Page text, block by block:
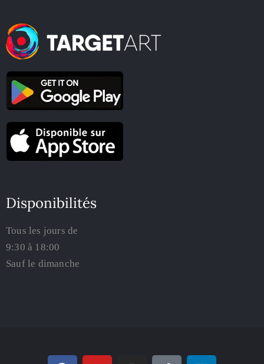
Disponibilités
Tous les jours de
9:30 à 18:00
Sauf le dimanche